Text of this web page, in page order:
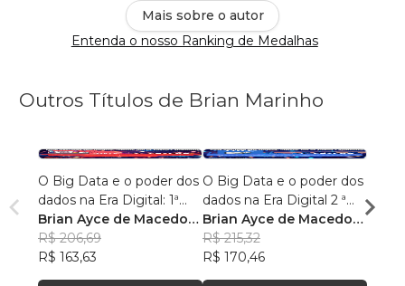
Mais sobre o autor
Entenda o nosso Ranking de Medalhas
Outros Títulos de Brian Marinho
O Big Data e o poder dos
dados na Era Digital: 1ª
Edição.
Brian Ayce de Macedo
Marinho
R$ 206,69
R$ 163,63
O Big Data e o poder dos
dados na Era Digital 2 ª
Edição:
Brian Ayce de Macedo
Marinho
R$ 215,32
R$ 170,46